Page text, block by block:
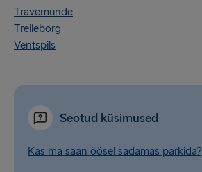
Travemünde
Trelleborg
Ventspils
Seotud küsimused
Kas ma saan öösel sadamas parkida?